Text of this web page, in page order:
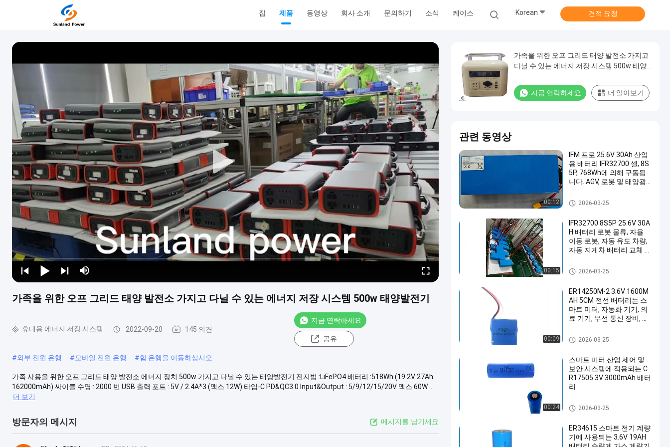
집 제품 동영상 회사 소개 문의하기 소식 케이스 Korean 견적 요청
가족을 위한 오프 그리드 태양 발전소 가지고 다닐 수 있는 에너지 저장 시스템 500w 태양발전기
휴대용 에너지 저장 시스템 2022-09-20 145 의견
지금 연락하세요
공유
#외부 전원 은행 #모바일 전원 은행 #힘 은행을 이동하십시오
가족 사용을 위한 오프 그리드 태양 발전소 에너지 장치 500w 가지고 다닐 수 있는 태양발전기 전지법 :LiFePO4 배터리 :518Wh (19.2V 27Ah
162000mAh) 싸이클 수명 : 2000 번 USB 출력 포트 : 5V / 2.4A*3 (맥스 12W) 타입-C PD&QC3.0 Input&Output : 5/9/12/15/20V 맥스 60W ...
더 보기
방문자의 메시지 메시지를 남기세요
가족을 위한 오프 그리드 태양 발전소 가지고
다닐 수 있는 에너지 저장 시스템 500w 태양
지금 연락하세요 더 알아보기
관련 동영상
00:12
IFM 프로 25.6V 30Ah 산업
용 배터리 IFR32700 셀, 8S
5P, 768Wh에 의해 구동됩
니다. AGV, 로봇 및 태양광
니다.
휴대용 에너지 저장 시스템
2026-03-25
00:15
IFR32700 8S5P 25.6V 30A
H 배터리 로봇 물류, 자율
이동 로봇, 자동 유도 차량,
자동 지게차 배터리 교체 시
휴대용 에너지 저장 시스템
2026-03-25
00:09
ER14250M-2 3.6V 1600M
AH 5CM 전선 배터리는 스
마트 미터, 자동화 기기, 의
료 기기, 무선 통신 장비, 방
치, 사물 인터넷 등에 사용
됩니다.
휴대용 에너지 저장 시스템
2026-03-25
00:24
스마트 미터 산업 제어 및
보안 시스템에 적용되는 C
R17505 3V 3000mAh 배터
리
휴대용 에너지 저장 시스템
2026-03-25
ER34615 스마트 전기 계량
기에 사용되는 3.6V 19AH